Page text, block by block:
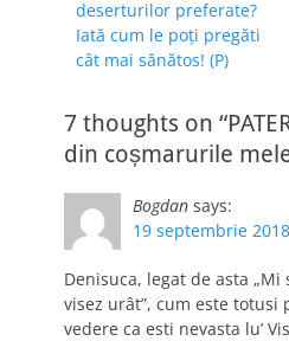
articole
post:
deserturilor preferate?
Iată cum le poți pregăti
cât mai sănătos! (P)
7 thoughts on
din coșmarurile
Bogdan says:
19 septembrie
Denisuca, legat de asta
visez urât”, cum este totusi
vedere ca esti nevasta lu’